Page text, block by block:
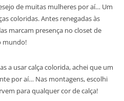
de muitas mulheres por aí… Um
coloridas. Antes renegadas às
marcam presença no closet de
mundo!
a usar calça colorida, achei que um
por aí… Nas montagens, escolhi
para qualquer cor de calça!